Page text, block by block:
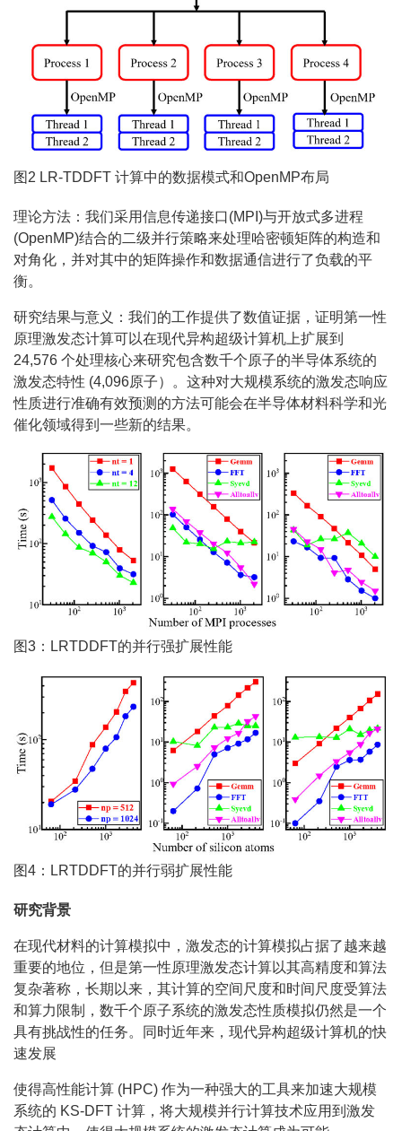
图2 LR-TDDFT 计算中的数据模式和OpenMP布局
理论方法：我们采用信息传递接口(MPI)与开放式多进程
(OpenMP)结合的二级并行策略来处理哈密顿矩阵的构造和
对角化，并对其中的矩阵操作和数据通信进行了负载的平
衡。
研究结果与意义：我们的工作提供了数值证据，证明第一性
原理激发态计算可以在现代异构超级计算机上扩展到
24,576 个处理核心来研究包含数千个原子的半导体系统的
激发态特性 (4,096原子）。这种对大规模系统的激发态响应
性质进行准确有效预测的方法可能会在半导体材料科学和光
催化领域得到一些新的结果。
图3：LRTDDFT的并行强扩展性能
图4：LRTDDFT的并行弱扩展性能
研究背景
在现代材料的计算模拟中，激发态的计算模拟占据了越来越
重要的地位，但是第一性原理激发态计算以其高精度和算法
复杂著称，长期以来，其计算的空间尺度和时间尺度受算法
和算力限制，数千个原子系统的激发态性质模拟仍然是一个
具有挑战性的任务。同时近年来，现代异构超级计算机的快
速发展
使得高性能计算 (HPC) 作为一种强大的工具来加速大规模
系统的 KS-DFT 计算，将大规模并行计算技术应用到激发